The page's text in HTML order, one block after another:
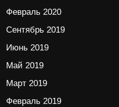
Февраль 2020
Сентябрь 2019
Июнь 2019
Май 2019
Март 2019
Февраль 2019